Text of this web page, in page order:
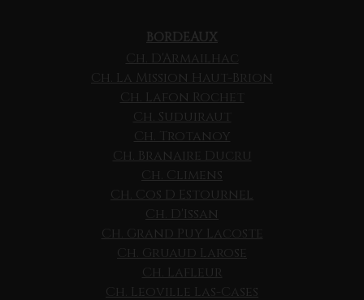
BORDEAUX
Ch. D'Armailhac
Ch. La Mission Haut-Brion
Ch. Lafon Rochet
Ch. Suduiraut
Ch. Trotanoy
Ch. Branaire Ducru
Ch. Climens
Ch. Cos D Estournel
Ch. D'Issan
Ch. Grand Puy Lacoste
Ch. Gruaud Larose
Ch. Lafleur
Ch. Leoville Las-Cases